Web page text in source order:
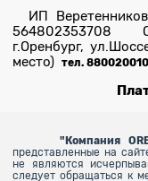
ИП
564802353708
г.Оренбург,
место) тел.
" Компания
представленные на
не являются
следует обращаться к